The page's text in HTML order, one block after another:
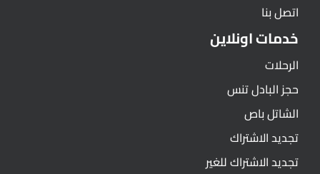
اتصل بنا
خدمات اونلاين
الرحلات
حجز البادل تنس
الشاتل باص
تجديد الاشتراك
تجديد الاشتراك للغير